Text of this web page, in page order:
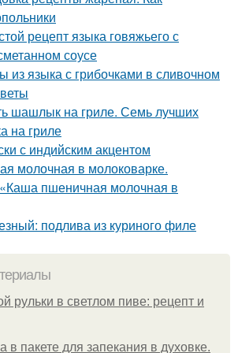
рецепт языка говяжьего с
соусе
из языка с грибочками в сливочном
шашлык на гриле. Семь лучших
на гриле
с индийским акцентом
молочная в молоковарке.
пшеничная молочная в
подлива из куриного филе
рульки в светлом пиве: рецепт и
в пакете для запекания в духовке.